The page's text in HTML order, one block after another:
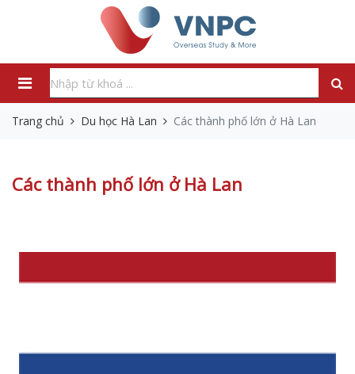
Trang chủ Du học Hà Lan Các thành phố lớn ở Hà Lan
Các thành phố lớn ở Hà Lan